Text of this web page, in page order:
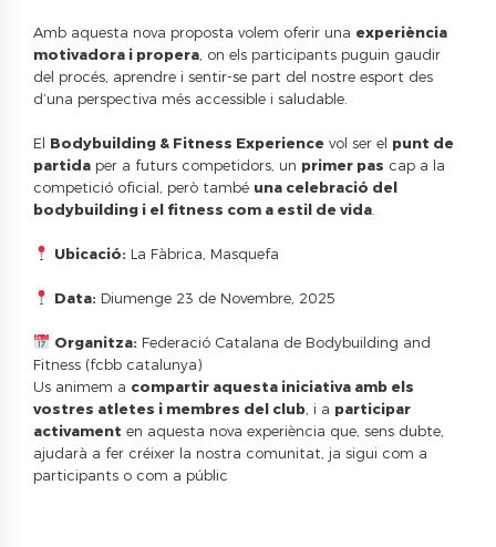
Amb aquesta nova proposta volem oferir una experiència
motivadora i propera , on els participants puguin gaudir
del procés, aprendre i sentir-se part del nostre esport des
d’una perspectiva més accessible i saludable.
El Bodybuilding & Fitness Experience vol ser el punt de
partida per a futurs competidors, un primer pas cap a la
competició oficial, però també una celebració del
bodybuilding i el fitness com a estil de vida
Ubicació:La Fàbrica, Masquefa
Data:Diumenge 23 de Novembre, 2025
Organitza:Federació Catalana de Bodybuilding and
Fitness (fcbb catalunya)
Us animem a compartir aquesta iniciativa amb els
vostres atletes i membres del club , i a participar
activament en aquesta nova experiència que, sens dubte,
ajudarà a fer créixer la nostra comunitat, ja sigui com a
participants o com a públic